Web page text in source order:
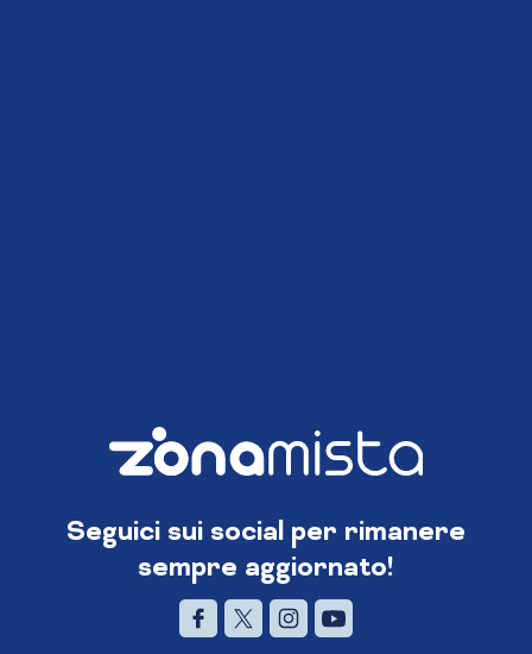
Seguici sui social per rimanere
sempre aggiornato!